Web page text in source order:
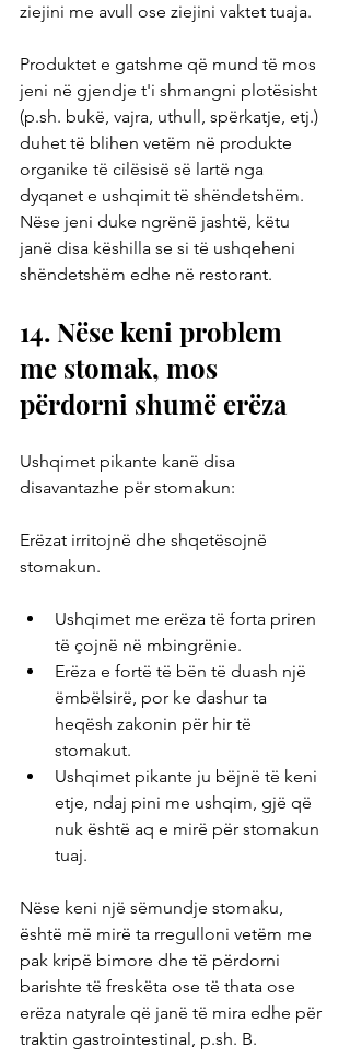
ziejini me avull ose ziejini vaktet tuaja.
Produktet e gatshme që mund të mos
jeni në gjendje t'i shmangni plotësisht
(p.sh. bukë, vajra, uthull, spërkatje, etj.)
duhet të blihen vetëm në produkte
organike të cilësisë së lartë nga
dyqanet e ushqimit të shëndetshëm.
Nëse jeni duke ngrënë jashtë, këtu
janë disa këshilla se si të ushqeheni
shëndetshëm edhe në restorant.
14. Nëse keni problem
me stomak, mos
përdorni shumë erëza
Ushqimet pikante kanë disa
disavantazhe për stomakun:
Erëzat irritojnë dhe shqetësojnë
stomakun.
Ushqimet me erëza të forta priren
të çojnë në mbingrënie.
Erëza e fortë të bën të duash një
ëmbëlsirë, por ke dashur ta
heqësh zakonin për hir të
stomakut.
Ushqimet pikante ju bëjnë të keni
etje, ndaj pini me ushqim, gjë që
nuk është aq e mirë për stomakun
tuaj.
Nëse keni një sëmundje stomaku,
është më mirë ta rregulloni vetëm me
pak kripë bimore dhe të përdorni
barishte të freskëta ose të thata ose
erëza natyrale që janë të mira edhe për
traktin gastrointestinal, p.sh. B.